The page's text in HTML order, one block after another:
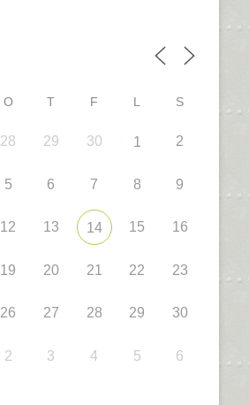
O T F L S
28 29 30 1 2
5 6 7 8 9
12 13 14 15 16
19 20 21 22 23
26 27 28 29 30
2 3 4 5 6